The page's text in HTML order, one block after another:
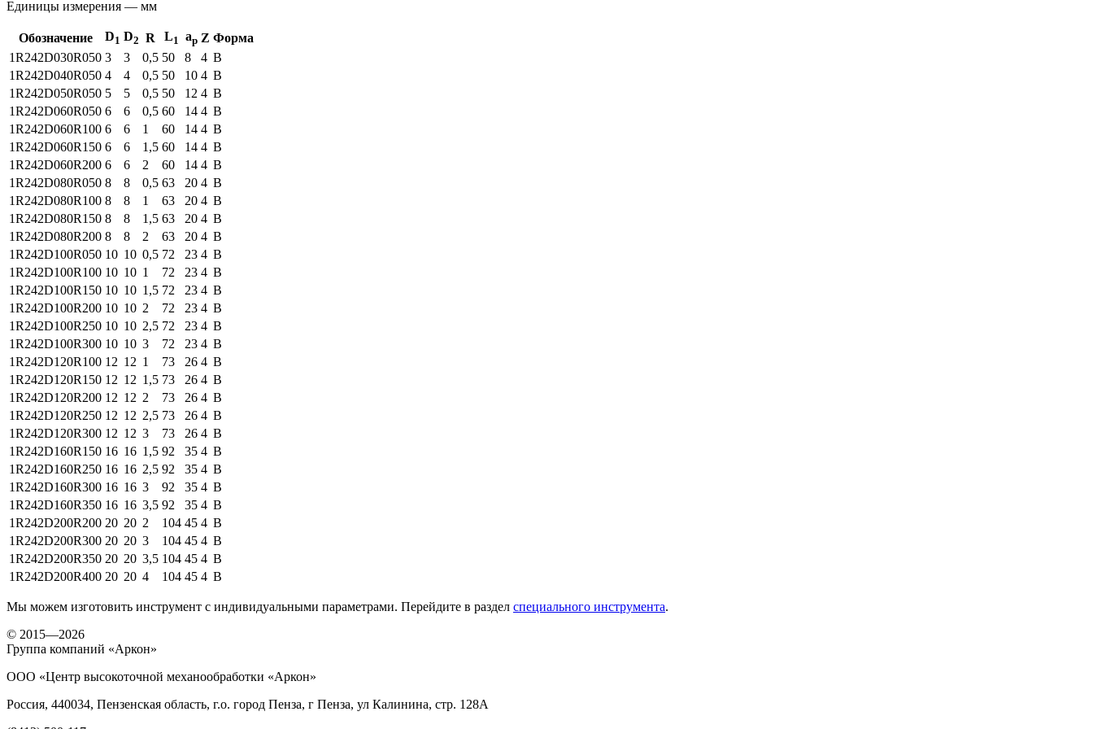
Единицы измерения — мм
Обозначение D1 D2 R L1 ap Z Форма
1R242D030R050 3 3 0,5 50 8 4 B
1R242D040R050 4 4 0,5 50 10 4 B
1R242D050R050 5 5 0,5 50 12 4 B
1R242D060R050 6 6 0,5 60 14 4 B
1R242D060R100 6 6 1 60 14 4 B
1R242D060R150 6 6 1,5 60 14 4 B
1R242D060R200 6 6 2 60 14 4 B
1R242D080R050 8 8 0,5 63 20 4 B
1R242D080R100 8 8 1 63 20 4 B
1R242D080R150 8 8 1,5 63 20 4 B
1R242D080R200 8 8 2 63 20 4 B
1R242D100R050 10 10 0,5 72 23 4 B
1R242D100R100 10 10 1 72 23 4 B
1R242D100R150 10 10 1,5 72 23 4 B
1R242D100R200 10 10 2 72 23 4 B
1R242D100R250 10 10 2,5 72 23 4 B
1R242D100R300 10 10 3 72 23 4 B
1R242D120R100 12 12 1 73 26 4 B
1R242D120R150 12 12 1,5 73 26 4 B
1R242D120R200 12 12 2 73 26 4 B
1R242D120R250 12 12 2,5 73 26 4 B
1R242D120R300 12 12 3 73 26 4 B
1R242D160R150 16 16 1,5 92 35 4 B
1R242D160R250 16 16 2,5 92 35 4 B
1R242D160R300 16 16 3 92 35 4 B
1R242D160R350 16 16 3,5 92 35 4 B
1R242D200R200 20 20 2 104 45 4 B
1R242D200R300 20 20 3 104 45 4 B
1R242D200R350 20 20 3,5 104 45 4 B
1R242D200R400 20 20 4 104 45 4 B
Мы можем изготовить инструмент с индивидуальными параметрами. Перейдите в раздел специального инструмента.
© 2015—2026
Группа компаний «Аркон»
ООО «Центр высокоточной механообработки «Аркон»
Россия, 440034, Пензенская область, г.о. город Пенза, г Пенза, ул Калинина, стр. 128А